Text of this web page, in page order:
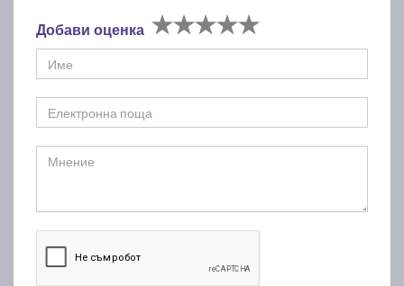
Добави оценка